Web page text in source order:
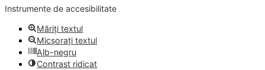
Instrumente de accesibilitate
Măriți textul
Micșorați textul
Alb-negru
Contrast ridicat